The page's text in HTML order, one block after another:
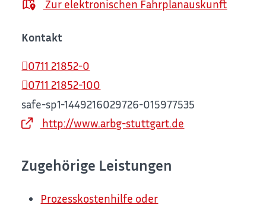
Zur elektronischen Fahrplanauskunft
Kontakt
0711 21852-0
0711 21852-100
safe-sp1-1449216029726-015977535
http://www.arbg-stuttgart.de
Zugehörige Leistungen
Prozesskostenhilfe oder